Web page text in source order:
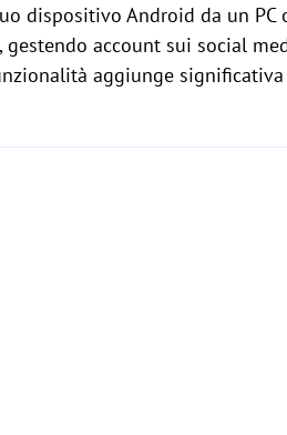
dispositivo Android da un PC
account sui social
aggiunge